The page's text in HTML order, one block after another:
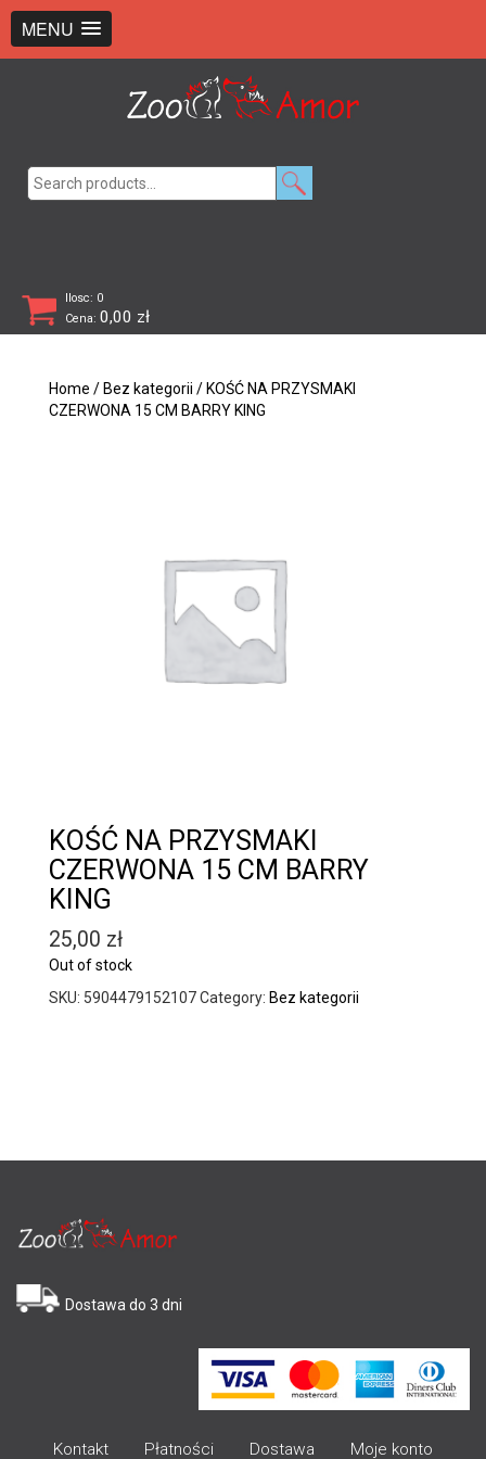
MENU
Ilosc: 0
Cena: 0,00 zł
Home / Bez kategorii / KOŚĆ NA PRZYSMAKI
CZERWONA 15 CM BARRY KING
KOŚĆ NA PRZYSMAKI
CZERWONA 15 CM BARRY
KING
25,00 zł
Out of stock
SKU: 5904479152107Category: Bez kategorii
Dostawa do 3 dni
Kontakt Płatności Dostawa Moje konto